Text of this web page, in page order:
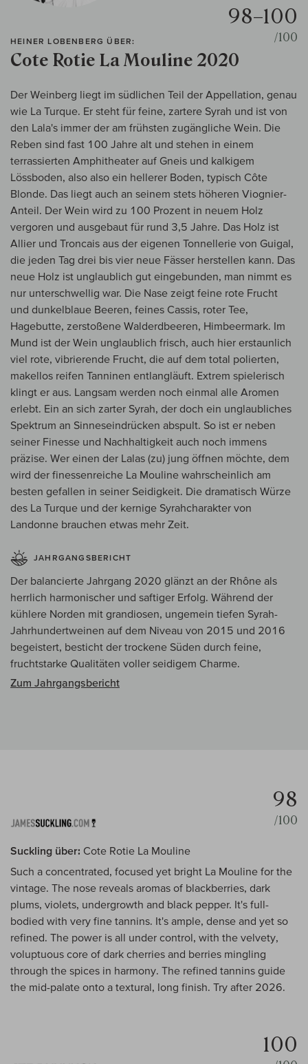
HEINER LOBENBERG ÜBER:
Cote Rotie La Mouline 2020
98–100
/100
Der Weinberg liegt im südlichen Teil der Appellation, genau
wie La Turque. Er steht für feine, zartere Syrah und ist von
den Lala's immer der am frühsten zugängliche Wein. Die
Reben sind fast 100 Jahre alt und stehen in einem
terrassierten Amphitheater auf Gneis und kalkigem
Lössboden, also also ein hellerer Boden, typisch Côte
Blonde. Das liegt auch an seinem stets höheren Viognier-
Anteil. Der Wein wird zu 100 Prozent in neuem Holz
vergoren und ausgebaut für rund 3,5 Jahre. Das Holz ist
Allier und Troncais aus der eigenen Tonnellerie von Guigal,
die jeden Tag drei bis vier neue Fässer herstellen kann. Das
neue Holz ist unglaublich gut eingebunden, man nimmt es
nur unterschwellig war. Die Nase zeigt feine rote Frucht
und dunkelblaue Beeren, feines Cassis, roter Tee,
Hagebutte, zerstoßene Walderdbeeren, Himbeermark. Im
Mund ist der Wein unglaublich frisch, auch hier erstaunlich
viel rote, vibrierende Frucht, die auf dem total polierten,
makellos reifen Tanninen entlangläuft. Extrem spielerisch
klingt er aus. Langsam werden noch einmal alle Aromen
erlebt. Ein an sich zarter Syrah, der doch ein unglaubliches
Spektrum an Sinneseindrücken abspult. So ist er neben
seiner Finesse und Nachhaltigkeit auch noch immens
präzise. Wer einen der Lalas (zu) jung öffnen möchte, dem
wird der finessenreiche La Mouline wahrscheinlich am
besten gefallen in seiner Seidigkeit. Die dramatisch Würze
des La Turque und der kernige Syrahcharakter von
Landonne brauchen etwas mehr Zeit.
JAHRGANGSBERICHT
Der balancierte Jahrgang 2020 glänzt an der Rhône als
herrlich harmonischer und saftiger Erfolg. Während der
kühlere Norden mit grandiosen, ungemein tiefen Syrah-
Jahrhundertweinen auf dem Niveau von 2015 und 2016
begeistert, besticht der trockene Süden durch feine,
fruchtstarke Qualitäten voller seidigem Charme.
Zum Jahrgangsbericht
98
/100
Suckling über: Cote Rotie La Mouline
Such a concentrated, focused yet bright La Mouline for the
vintage. The nose reveals aromas of blackberries, dark
plums, violets, undergrowth and black pepper. It's full-
bodied with very fine tannins. It's ample, dense and yet so
refined. The power is all under control, with the velvety,
voluptuous core of dark cherries and berries mingling
through the spices in harmony. The refined tannins guide
the mid-palate onto a textural, long finish. Try after 2026.
100